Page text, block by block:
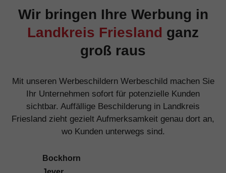
Wir bringen Ihre Werbung in
Landkreis Friesland ganz
groß raus
Mit unseren Werbeschildern Werbeschild machen Sie
Ihr Unternehmen sofort für potenzielle Kunden
sichtbar. Auffällige Beschilderung in Landkreis
Friesland zieht gezielt Aufmerksamkeit genau dort an,
wo Kunden unterwegs sind.
Bockhorn